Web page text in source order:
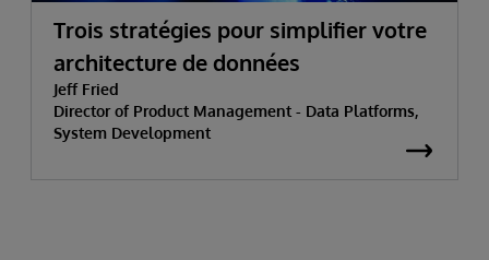
Trois stratégies pour simplifier votre
architecture de données
Jeff Fried
Director of Product Management - Data Platforms,
System Development